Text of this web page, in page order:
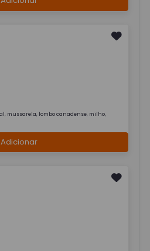
mussarela, lombo canadense, milho,
Adicionar